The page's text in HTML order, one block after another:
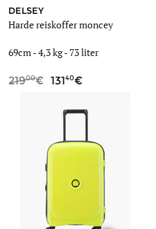
DELSEY
Harde reiskoffer moncey
69cm -4,3 kg- 73 liter
21900 13140